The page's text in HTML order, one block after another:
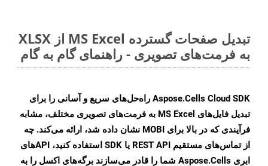
تبدیل صفحات گسترده MS Excel از XLSX
به فرمت‌های تصویری - راهنمای گام به گام
Aspose.Cells Cloud SDK راه‌حل‌های سریع و آسانی را برای
تبدیل فایل‌های MS Excel به فرمت‌های تصویری مختلف، مشابه
فرآیندی که در بالا برای MOBI نشان داده شد، ارائه می‌کند. چه
از تماس‌های مستقیم REST API یا SDK استفاده کنید، APIهای
ابری Aspose.Cells شما را قادر می‌سازند برگه‌های اکسل را به